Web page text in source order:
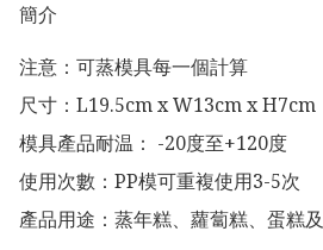
簡介
注意：可蒸模具每一個計算
尺寸：L19.5cm x W13cm x H7cm
模具產品耐温： -20度至+120度
使用次數：PP模可重複使用3-5次
產品用途：蒸年糕、蘿蔔糕、蛋糕